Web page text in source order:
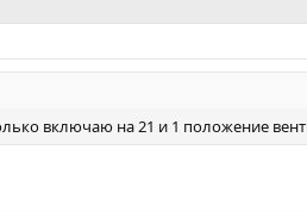
включаю на 21 и 1 положение